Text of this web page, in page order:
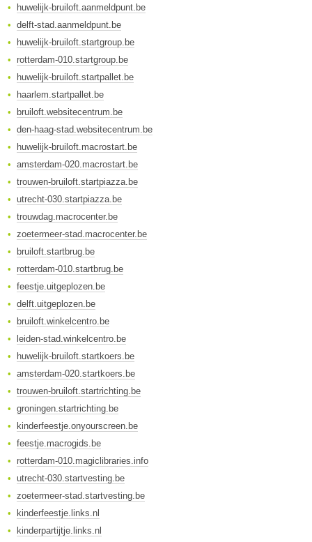
huwelijk-bruiloft.aanmeldpunt.be
delft-stad.aanmeldpunt.be
huwelijk-bruiloft.startgroup.be
rotterdam-010.startgroup.be
huwelijk-bruiloft.startpallet.be
haarlem.startpallet.be
bruiloft.websitecentrum.be
den-haag-stad.websitecentrum.be
huwelijk-bruiloft.macrostart.be
amsterdam-020.macrostart.be
trouwen-bruiloft.startpiazza.be
utrecht-030.startpiazza.be
trouwdag.macrocenter.be
zoetermeer-stad.macrocenter.be
bruiloft.startbrug.be
rotterdam-010.startbrug.be
feestje.uitgeplozen.be
delft.uitgeplozen.be
bruiloft.winkelcentro.be
leiden-stad.winkelcentro.be
huwelijk-bruiloft.startkoers.be
amsterdam-020.startkoers.be
trouwen-bruiloft.startrichting.be
groningen.startrichting.be
kinderfeestje.onyourscreen.be
feestje.macrogids.be
rotterdam-010.magiclibraries.info
utrecht-030.startvesting.be
zoetermeer-stad.startvesting.be
kinderfeestje.links.nl
kinderpartijtje.links.nl